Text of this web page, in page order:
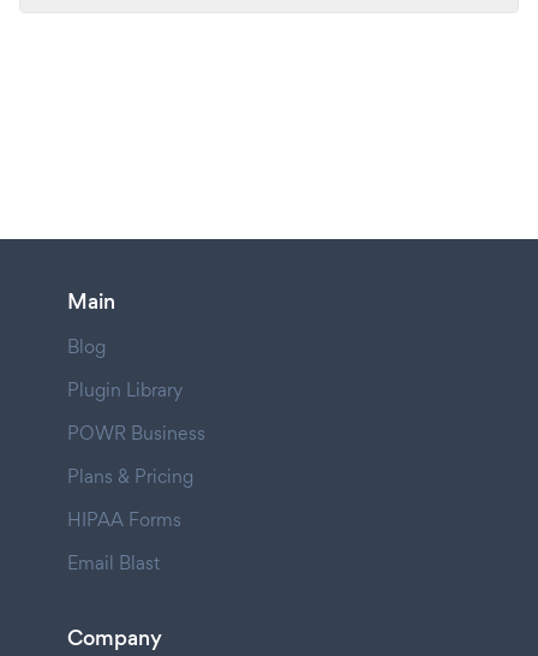
Main
Blog
Plugin Library
POWR Business
Plans & Pricing
HIPAA Forms
Email Blast
Company